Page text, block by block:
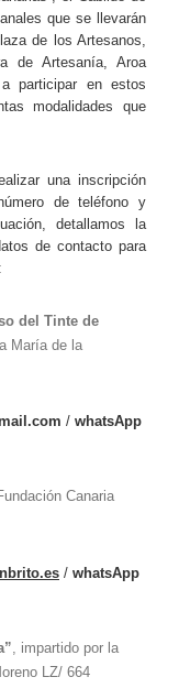
que se llevarán
de los Artesanos,
de Artesanía, Aroa
participar en estos
modalidades que
una inscripción
de teléfono y
detallamos la
de contacto para
del Tinte de
María de la
/ whatsApp
Canaria
/ whatsApp
, impartido por la
LZ/ 664